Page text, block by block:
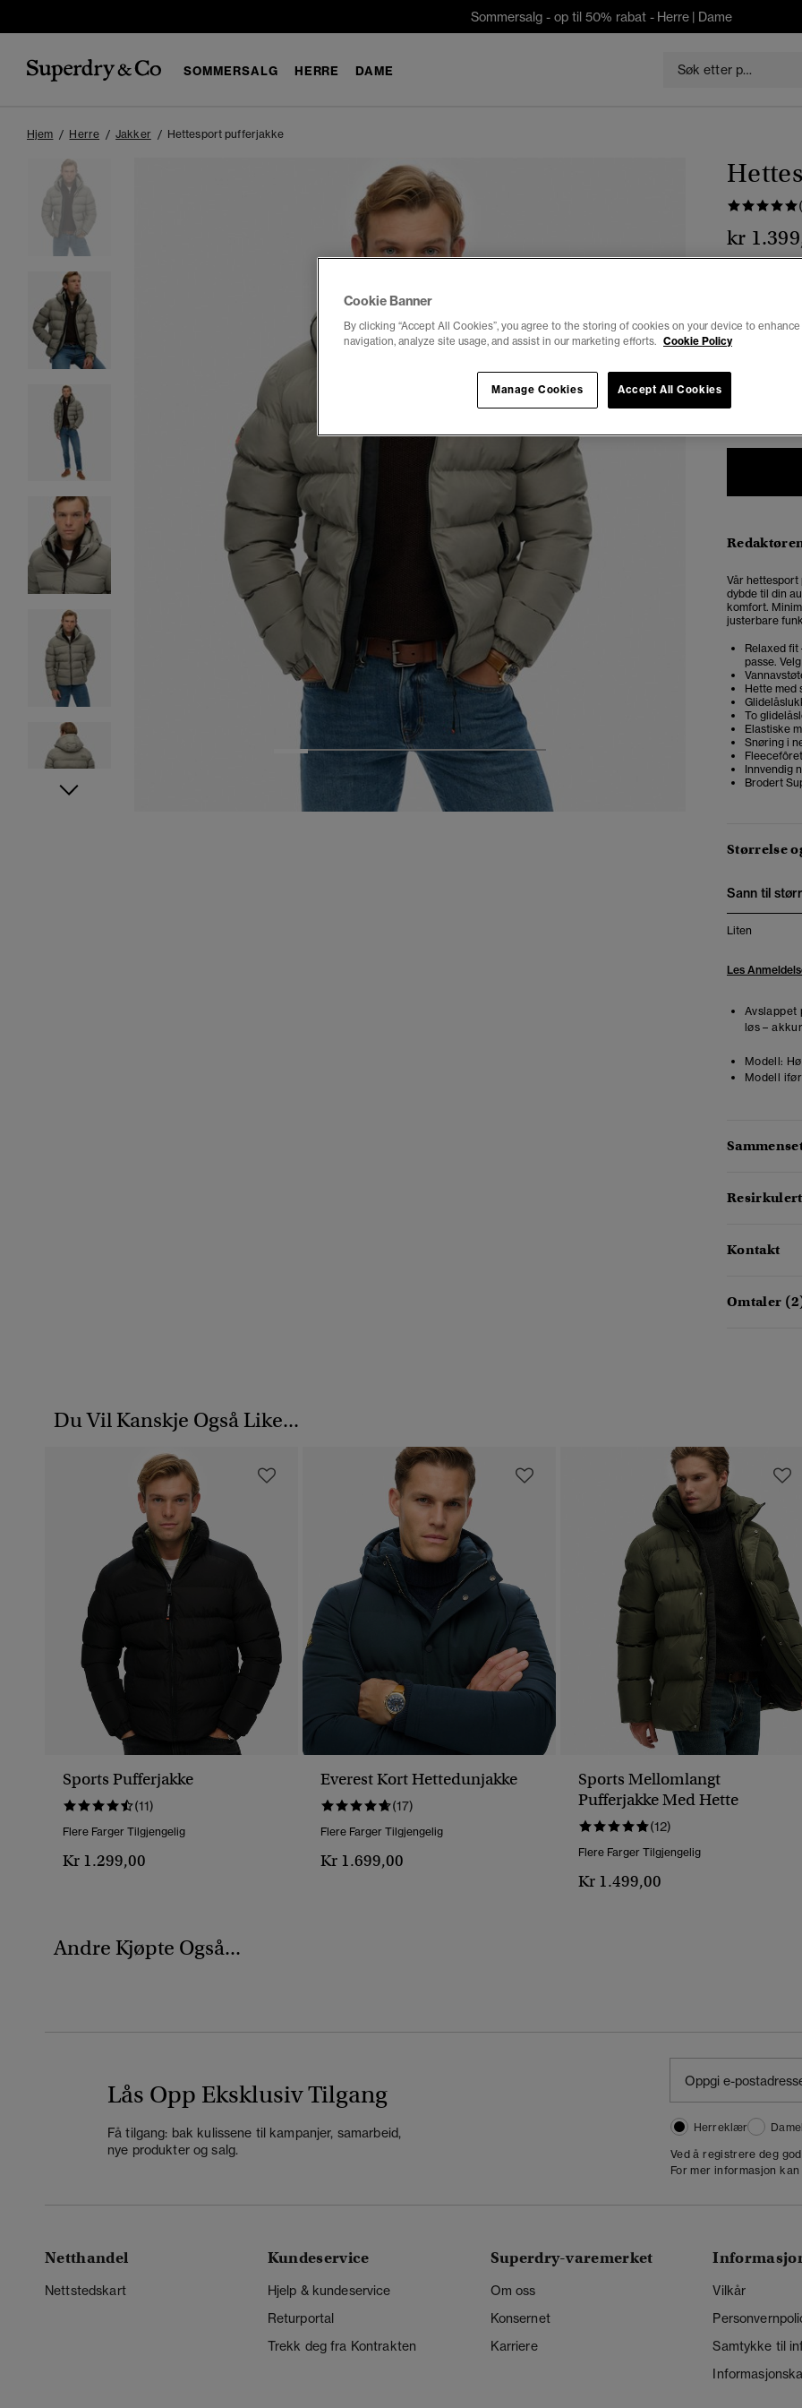
Sommersalg - op til 50% rabat - Herre | Dame
SOMMERSALG HERRE DAME
Hjem Herre Jakker Hettesport pufferjakke
5 6
kr
Vår
dybde til din
komfort.
justerbare
Relaxed
passe.
Hette med
To
Elastiske
Snøring i
Innvendig
Brodert
Størrelse
Sann til
Liten
Les
Avslappet
løs –
Modell:
Modell
Kontakt
Omtaler
Du Vil Kanskje Også Like...
Sports Pufferjakke
(11)
Flere Farger Tilgjengelig
Kr 1.299,00
Everest Kort Hettedunjakke
(17)
Flere Farger Tilgjengelig
Kr 1.699,00
Sports Mellomlangt
Pufferjakke Med Hette
(12)
Flere Farger Tilgjengelig
Kr 1.499,00
Andre Kjøpte Også...
Lås Opp Eksklusiv Tilgang
Få tilgang: bak kulissene til kampanjer, samarbeid,
nye produkter og salg.
Herreklær
Ved å registrere deg
For mer informasjon
Netthandel
Nettstedskart
Kundeservice
Hjelp & kundeservice
Returportal
Trekk deg fra Kontrakten
Superdry-varemerket
Om oss
Konsernet
Karriere
Vilkår
Samtykke til
Cookie Banner
By clicking “Accept All Cookies”, you agree to the storing of cookies on your device to
navigation, analyze site usage, and assist in our marketing efforts. Cookie Policy
Accept All Cookies
Manage Cookies